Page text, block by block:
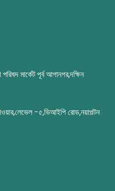
মার্কেট পূর্ব আগানগর,দক্ষিন
-৫,ভিআইপি রোড,নয়াপল্টন